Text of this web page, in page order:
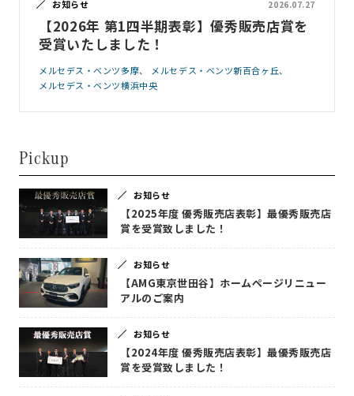
お知らせ 2026.07.27
【2026年 第1四半期表彰】優秀販売店賞を
受賞いたしました！
メルセデス・ベンツ多摩
メルセデス・ベンツ新百合ヶ丘
メルセデス・ベンツ横浜中央
Pickup
お知らせ
【2025年度 優秀販売店表彰】最優秀販売店
賞を受賞致しました！
お知らせ
【AMG東京世田谷】ホームページリニュー
アルのご案内
お知らせ
【2024年度 優秀販売店表彰】最優秀販売店
賞を受賞致しました！